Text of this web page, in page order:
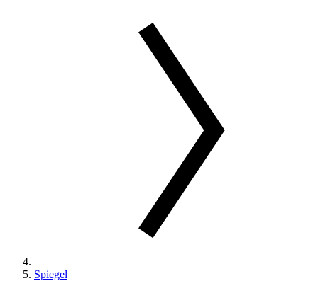
Spiegel